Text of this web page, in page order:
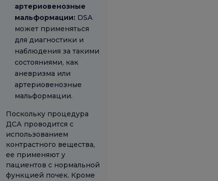
артериовенозные
мальформации: DSA
может применяться
для диагностики и
наблюдения за такими
состояниями, как
аневризма или
артериовенозные
мальформации.
Поскольку процедура
ДСА проводится с
использованием
контрастного вещества,
ее применяют у
пациентов с нормальной
функцией почек. Кроме